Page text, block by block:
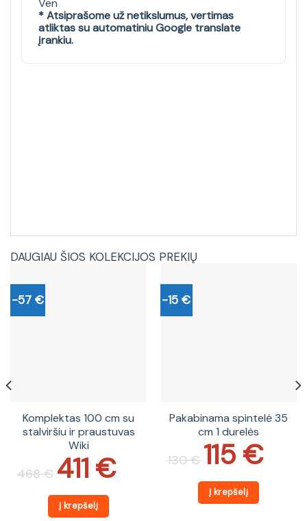
* Atsiprašome už netikslumus, vertimas
atliktas su automatiniu Google translate
įrankiu.
DAUGIAU ŠIOS KOLEKCIJOS PREKIŲ
-57 €
Komplektas 100 cm su
stalviršiu ir praustuvas
Wiki
468€
price
was:
468 €.
411 €
price
is:
Į krepšelį
-15 €
Pakabinama spintelė 35
cm 1 durelės
130€
price
was: 115 €
Current
price
is:
Į krepšelį